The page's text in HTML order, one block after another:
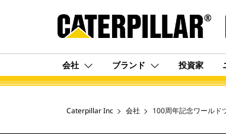
会社 ブランド 投資家
Caterpillar Inc 会社 100周年記念ワールド